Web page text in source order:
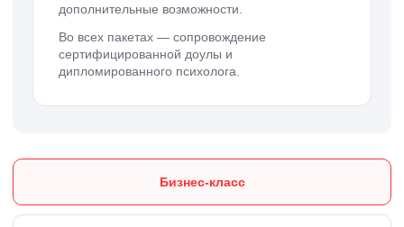
дополнительные возможности.
Во всех пакетах — сопровождение
сертифицированной доулы и
дипломированного психолога.
Бизнес-класс